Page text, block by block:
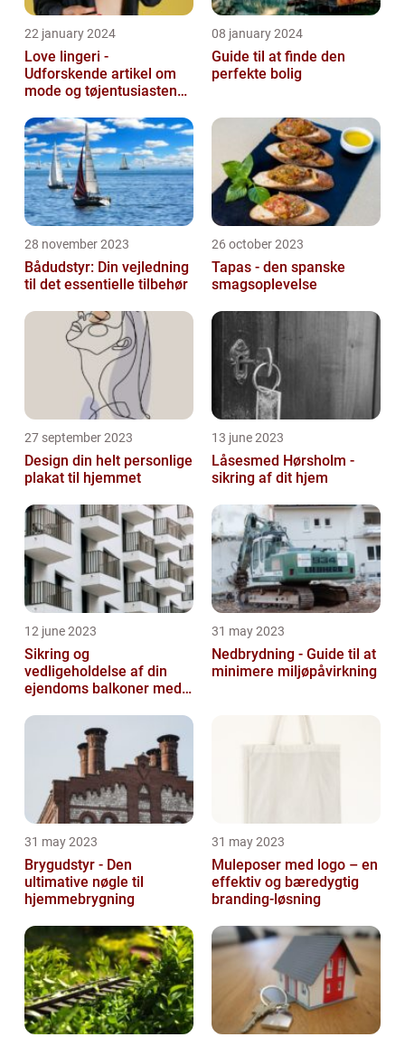
22 january 2024
Love lingeri -
Udforskende artikel om
mode og tøjentusiastens
08 january 2024
Guide til at finde den
perfekte bolig
28 november 2023
Bådudstyr: Din vejledning
til det essentielle tilbehør
26 october 2023
Tapas - den spanske
smagsoplevelse
27 september 2023
Design din helt personlige
plakat til hjemmet
13 june 2023
Låsesmed Hørsholm -
sikring af dit hjem
12 june 2023
Sikring og
vedligeholdelse af din
ejendoms balkoner med
31 may 2023
Nedbrydning - Guide til at
minimere miljøpåvirkning
31 may 2023
Brygudstyr - Den
ultimative nøgle til
hjemmebrygning
31 may 2023
Muleposer med logo – en
effektiv og bæredygtig
branding-løsning